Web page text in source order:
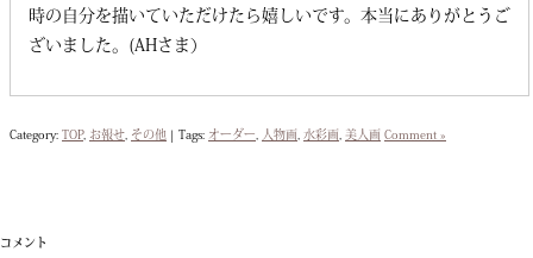
時の自分を描いていただけたら嬉しいです。本当にありがとうご
ざいました。(AHさま）
Category: TOP, お報せ その他 | Tags: オーダー 人物画 水彩画 美人画 Comment »
コメント